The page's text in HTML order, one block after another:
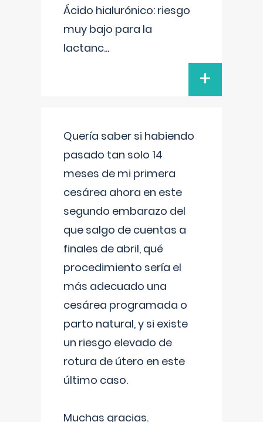
Ácido hialurónico: riesgo
muy bajo para la
lactanc...
+
Quería saber si habiendo
pasado tan solo 14
meses de mi primera
cesárea ahora en este
segundo embarazo del
que salgo de cuentas a
finales de abril, qué
procedimiento sería el
más adecuado una
cesárea programada o
parto natural, y si existe
un riesgo elevado de
rotura de útero en este
último caso.
Muchas gracias.